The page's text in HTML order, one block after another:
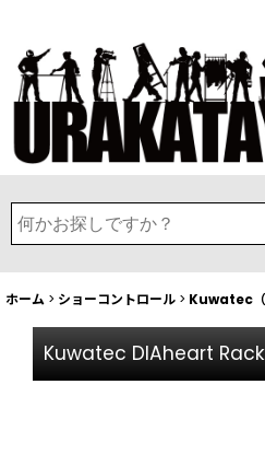
ホーム > ショーコントロール > Kuwatec（
Kuwatec DIAheart